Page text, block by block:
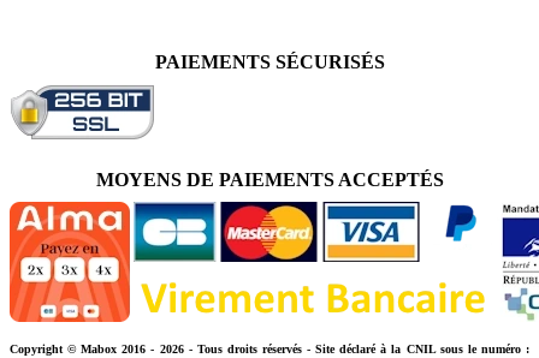
PAIEMENTS SÉCURISÉS
MOYENS DE PAIEMENTS ACCEPTÉS
Copyright © Mabox 2016 - 2026 - Tous droits réservés - Site déclaré à la CNIL sous le numéro :